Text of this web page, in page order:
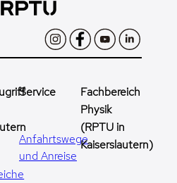
Service
Anfahrtswege
und Anreise
Fachbereich
Physik
(RPTU in
Kaiserslautern)